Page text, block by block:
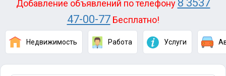
Добавление объявлений по телефону 8 3537
47-00-77Бесплатно!
Недвижимость Работа Услуги